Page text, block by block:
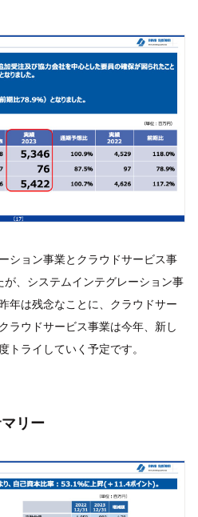
ション事業とクラウドサービス事
、システムインテグレーション事
年は残念なことに、クラウドサー
ラウドサービス事業は今年、新し
トライしていく予定です。
マリー